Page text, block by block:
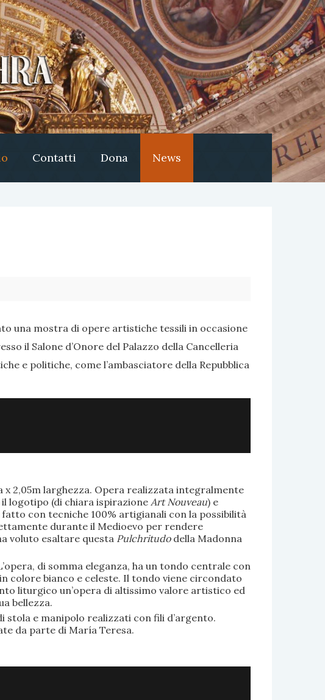
Contatti Dona News
una mostra di opere artistiche tessili in occasione
il Salone d’Onore del Palazzo della Cancelleria
e politiche, come l’ambasciatore della Repubblica
2,05m larghezza. Opera realizzata integralmente
logotipo (di chiara ispirazioneArt Nouveau) e
con tecniche 100% artigianali con la possibilità
durante il Medioevo per rendere
voluto esaltare questa Pulchritudo della Madonna
di somma eleganza, ha un tondo centrale con
colore bianco e celeste. Il tondo viene circondato
liturgico un’opera di altissimo valore artistico ed
bellezza.
stola e manipolo realizzati con fili d’argento.
da parte di María Teresa.